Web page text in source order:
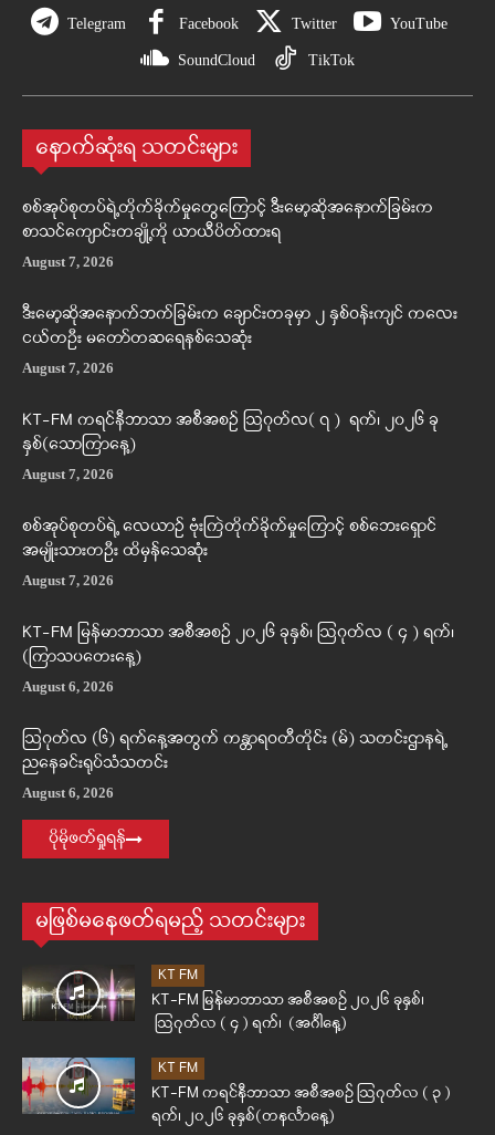
Telegram Facebook Twitter YouTube
SoundCloud TikTok
နောက်ဆုံးရ သတင်းများ
စစ်အုပ်စုတပ်ရဲ့တိုက်ခိုက်မှုတွေကြောင့် ဒီးမော့ဆိုအနောက်ခြမ်းက
စာသင်ကျောင်းတချို့ကို ယာယီပိတ်ထားရ
August 7, 2026
ဒီးမော့ဆိုအနောက်ဘက်ခြမ်းက ချောင်းတခုမှာ ၂ နှစ်ဝန်းကျင် ကလေး
ငယ်တဦး မတော်တဆရေနစ်သေဆုံး
August 7, 2026
KT-FM ကရင်နီဘာသာ အစီအစဉ် ဩဂုတ်လ( ၇ ) ရက်၊ ၂၀၂၆ ခု
နှစ်(သောကြာနေ့)
August 7, 2026
စစ်အုပ်စုတပ်ရဲ့ လေယာဉ် ဗုံးကြဲတိုက်ခိုက်မှုကြောင့် စစ်ဘေးရှောင်
အမျိုးသားတဦး ထိမှန်သေဆုံး
August 7, 2026
KT-FM မြန်မာဘာသာ အစီအစဉ် ၂၀၂၆ ခုနှစ်၊ ဩဂုတ်လ ( ၄ ) ရက်၊
(ကြာသပတေးနေ့)
August 6, 2026
ဩဂုတ်လ (၆) ရက်နေ့အတွက် ကန္တာရဝတီတိုင်း (မ်) သတင်းဌာနရဲ့
ညနေခင်းရုပ်သံသတင်း
August 6, 2026
ပိုမိုဖတ်ရှုရန်
မဖြစ်မနေဖတ်ရမည့် သတင်းများ
KT FM
KT-FM မြန်မာဘာသာ အစီအစဉ် ၂၀၂၆ ခုနှစ်၊
ဩဂုတ်လ ( ၄ ) ရက်၊ (အင်္ဂါနေ့)
KT FM
KT-FM ကရင်နီဘာသာ အစီအစဉ် ဩဂုတ်လ ( ၃ )
ရက်၊ ၂၀၂၆ ခုနှစ်(တနင်္လာနေ့)